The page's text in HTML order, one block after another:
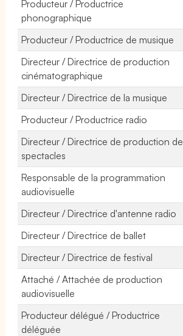
Producteur / Productrice
phonographique
Producteur / Productrice de musique
Directeur / Directrice de production
cinématographique
Directeur / Directrice de la musique
Producteur / Productrice radio
Directeur / Directrice de production de
spectacles
Responsable de la programmation
audiovisuelle
Directeur / Directrice d'antenne radio
Directeur / Directrice de ballet
Directeur / Directrice de festival
Attaché / Attachée de production
audiovisuelle
Producteur délégué / Productrice
déléguée